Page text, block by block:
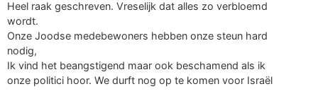
Heel raak geschreven. Vreselijk dat alles zo verbloemd
wordt.
Onze Joodse medebewoners hebben onze steun hard
nodig,
Ik vind het beangstigend maar ook beschamend als ik
onze politici hoor. We durft nog op te komen voor Israël